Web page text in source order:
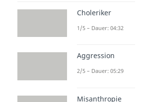
Wissen wird…
Wissen ist…
Choleriker
1/5 – Dauer: 04:32
Aggression
2/5 – Dauer: 05:29
Misanthropie